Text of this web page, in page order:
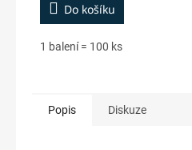
Do košíku
1 balení = 100 ks
Popis Diskuze